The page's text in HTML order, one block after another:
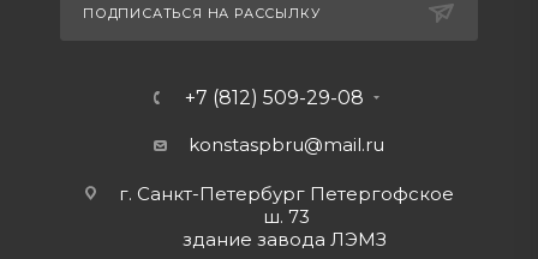
ПОДПИСАТЬСЯ НА РАССЫЛКУ
+7 (812) 509-29-08
konstaspbru@mail.ru
г. Санкт-Петербург Петергофское
ш. 73
здание завода ЛЭМЗ